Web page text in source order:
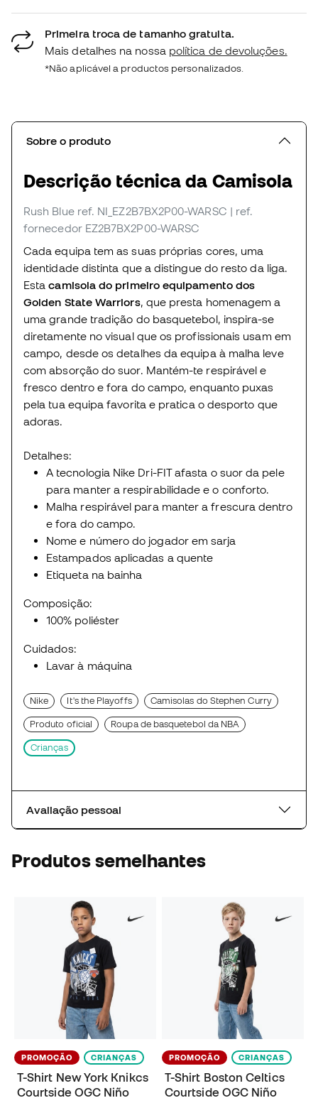
Primeira troca de tamanho gratuita.
Mais detalhes na nossa política de devoluções.
*Não aplicável a productos personalizados.
Sobre o produto
Descrição técnica da Camisola
Rush Blue ref. NI_EZ2B7BX2P00-WARSC | ref.
fornecedor EZ2B7BX2P00-WARSC
Cada equipa tem as suas próprias cores, uma
identidade distinta que a distingue do resto da liga.
Estacamisola do primeiro equipamento dos
Golden State Warriors, que presta homenagem a
uma grande tradição do basquetebol, inspira-se
diretamente no visual que os profissionais usam em
campo, desde os detalhes da equipa à malha leve
com absorção do suor. Mantém-te respirável e
fresco dentro e fora do campo, enquanto puxas
pela tua equipa favorita e pratica o desporto que
adoras.
Detalhes:
A tecnologia Nike Dri-FIT afasta o suor da pele
para manter a respirabilidade e o conforto.
Malha respirável para manter a frescura dentro
e fora do campo.
Nome e número do jogador em sarja
Estampados aplicadas a quente
Etiqueta na bainha
Composição:
100% poliéster
Cuidados:
Lavar à máquina
Nike It's the Playoffs Camisolas do Stephen Curry
Produto oficial Roupa de basquetebol da NBA
Crianças
Avaliação pessoal
Produtos semelhantes
PROMOÇÃO CRIANÇAS
T-Shirt New York Knikcs
Courtside OGC Niño
PROMOÇÃO CRIANÇAS
T-Shirt Boston Celtics
Courtside OGC Niño